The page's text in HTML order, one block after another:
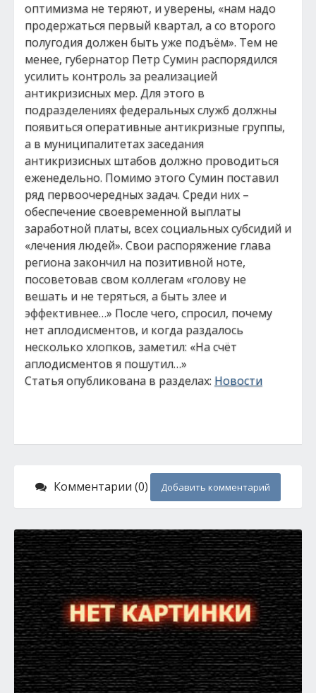
оптимизма не теряют, и уверены, «нам надо
продержаться первый квартал, а со второго
полугодия должен быть уже подъём». Тем не
менее, губернатор Петр Сумин распорядился
усилить контроль за реализацией
антикризисных мер. Для этого в
подразделениях федеральных служб должны
появиться оперативные антикризные группы,
а в муниципалитетах заседания
антикризисных штабов должно проводиться
еженедельно. Помимо этого Сумин поставил
ряд первоочередных задач. Среди них –
обеспечение своевременной выплаты
заработной платы, всех социальных субсидий и
«лечения людей». Свои распоряжение глава
региона закончил на позитивной ноте,
посоветовав свом коллегам «голову не
вешать и не теряться, а быть злее и
эффективнее…» После чего, спросил, почему
нет аплодисментов, и когда раздалось
несколько хлопков, заметил: «На счёт
аплодисментов я пошутил…»
Статья опубликована в разделах: Новости
Комментарии (0) Добавить комментарий